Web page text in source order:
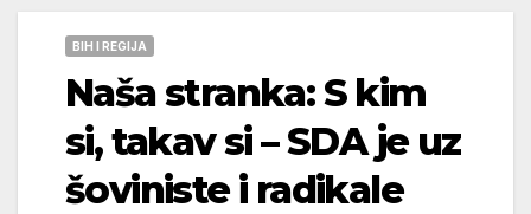
BIH I REGIJA
Naša stranka: S kim
si, takav si – SDA je uz
šoviniste i radikale